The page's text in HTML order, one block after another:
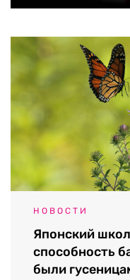
НОВОСТИ
Японский
способность
были